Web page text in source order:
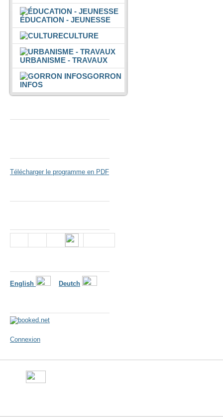
ÉDUCATION - JEUNESSE
CULTURE
URBANISME - TRAVAUX
GORRON
INFOS
Télécharger le programme en PDF
English Deutch
Connexion